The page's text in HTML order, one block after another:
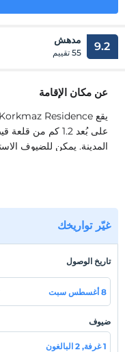
9.2 مدهش
55 تقييم
عن مكان الإقامة
على بُعد 1.2 كم
المدينة. يمكن للضيوف
مواقف خاصة للسيارات
تلفزيون. تحتوي بعض
المجانية في جميع أنحاء
مواقف خاصة للسيارات
تلفزيون. تحتوي بعض
موقع
غيّر تواريخك
تاريخ الوصول
8 أغسطس سبت
ضيوف
1 غرفة, 2 البالغون